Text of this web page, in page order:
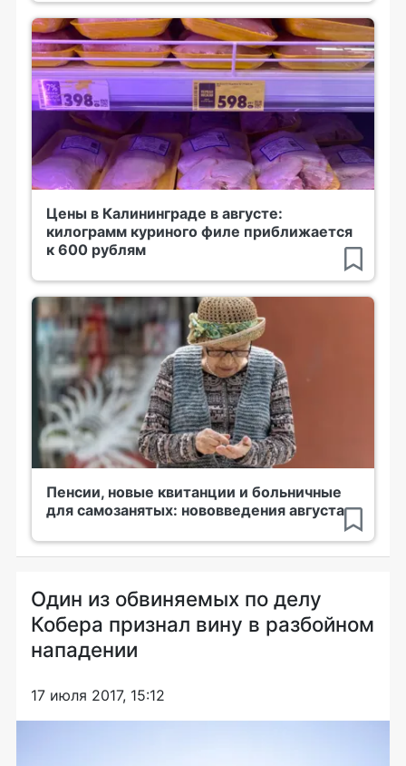
Цены в Калининграде в августе:
килограмм куриного филе приближается
к 600 рублям
Пенсии, новые квитанции и больничные
для самозанятых: нововведения августа
Один из обвиняемых по делу
Кобера признал вину в разбойном
нападении
17 июля 2017, 15:12